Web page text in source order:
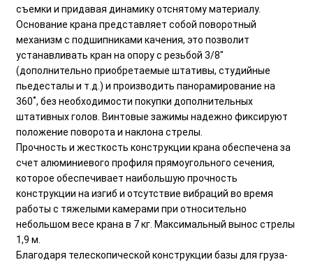
съемки и придавая динамику отснятому материалу.
Основание крана представляет собой поворотный
механизм с подшипниками качения, это позволит
устанавливать кран на опору с резьбой 3/8"
(дополнительно приобретаемые штативы, студийные
пьедесталы и т.д.) и производить панорамирование на
360˚, без необходимости покупки дополнительных
штативных голов. Винтовые зажимы надежно фиксируют
положение поворота и наклона стрелы.
Прочность и жесткость конструкции крана обеспечена за
счет алюминиевого профиля прямоугольного сечения,
которое обеспечивает наибольшую прочность
конструкции на изгиб и отсутствие вибраций во время
работы с тяжелыми камерами при относительно
небольшом весе крана в 7 кг. Максимальный вынос стрелы
1,9 м.
Благодаря телескопической конструкции базы для груза-